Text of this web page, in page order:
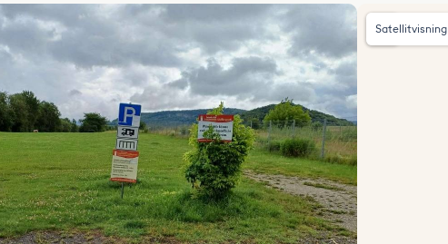
Satellitvisning